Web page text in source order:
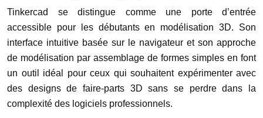
Tinkercad se distingue comme une porte d’entrée
accessible pour les débutants en modélisation 3D. Son
interface intuitive basée sur le navigateur et son approche
de modélisation par assemblage de formes simples en font
un outil idéal pour ceux qui souhaitent expérimenter avec
des designs de faire-parts 3D sans se perdre dans la
complexité des logiciels professionnels.